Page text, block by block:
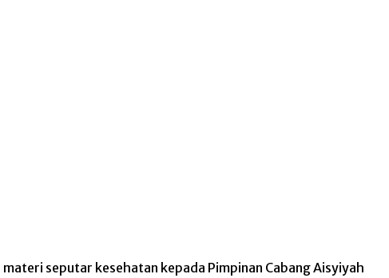
seputar kesehatan kepada Pimpinan Cabang Aisyiyah